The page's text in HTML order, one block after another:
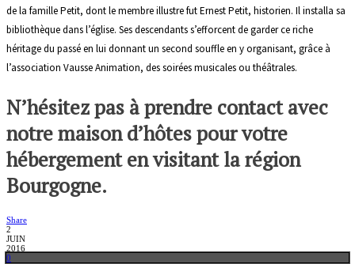
de la famille Petit, dont le membre illustre fut Ernest Petit, historien. Il installa sa
bibliothèque dans l’église. Ses descendants s’efforcent de garder ce riche
héritage du passé en lui donnant un second souffle en y organisant, grâce à
l’association Vausse Animation, des soirées musicales ou théâtrales.
N’hésitez pas à prendre contact avec
notre maison d’hôtes pour votre
hébergement en visitant la région
Bourgogne.
Share
2
JUIN
2016
0